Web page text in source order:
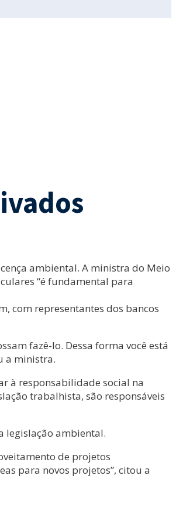
ambiental. A ministra do Meio
“é fundamental para
com representantes dos bancos
fazê-lo. Dessa forma você está
a ministra.
à responsabilidade social na
trabalhista, são responsáveis
legislação ambiental.
de projetos
para novos projetos”, citou a